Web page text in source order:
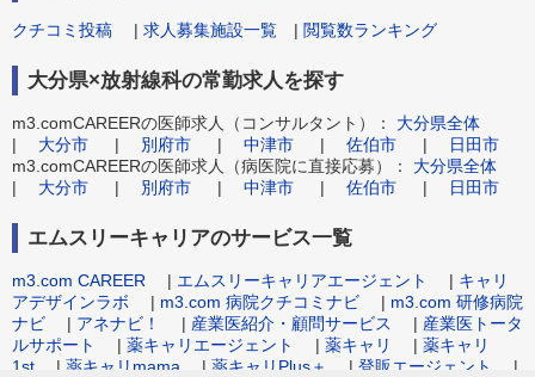
クチコミ投稿 | 求人募集施設一覧 | 閲覧数ランキング
大分県×放射線科の常勤求人を探す
m3.comCAREERの医師求人（コンサルタント）： 大分県全体
| 大分市 | 別府市 | 中津市 | 佐伯市 |
日田市
m3.comCAREERの医師求人（病医院に直接応募）： 大分県全体
| 大分市 | 別府市 | 中津市 | 佐伯市 | 日田市
エムスリーキャリアのサービス一覧
m3.com CAREER | エムスリーキャリアエージェント | キャリ
アデザインラボ | m3.com 病院クチコミナビ | m3.com 研修病院
ナビ | アネナビ！ | 産業医紹介・顧問サービス | 産業医トータ
ルサポート
| 薬キャリエージェント | 薬キャリ | 薬キャリ
1st | 薬キャリmama | 薬キャリPlus＋ | 登販エージェント |